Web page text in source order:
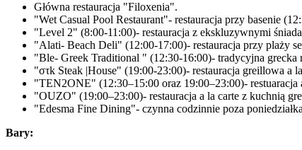
Główna restauracja "Filoxenia".
"Wet Casual Pool Restaurant"- restauracja przy basenie
"Level 2" (8:00-11:00)- restauracja z ekskluzywnymi
"Alati- Beach Deli" (12:00-17:00)- restauracja przy plaży
"Ble- Greek Traditional " (12:30-16:00)- tradycyjna grecka
"στk Steak |House" (19:00-23:00)- restauracja greillowa a
"TEN2ONE" (12:30–15:00 oraz 19:00–23:00)- restuaracja
"OUZO" (19:00–23:00)- restauracja a la carte z kuchnią
"Edesma Fine Dining"- czynna codzinnie poza
Bary: